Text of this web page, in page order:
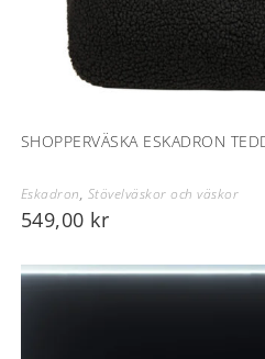
SHOPPERVÄSKA ESKADRON
Eskadron, Stövelväskor och väskor
549,00 kr